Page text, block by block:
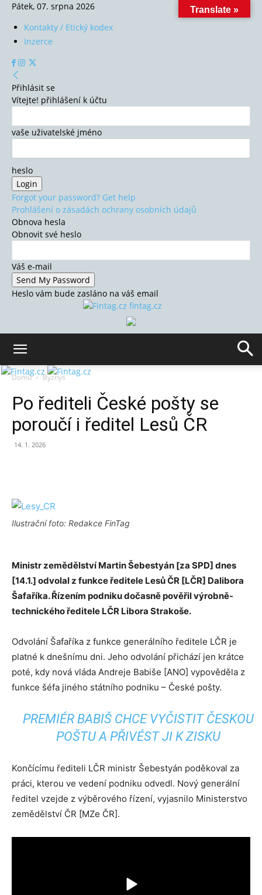
Pátek, 07. srpna 2026
Kontakty / Etický kodex
Inzerce
Přihlásit se
Vítejte! přihlášení k účtu
vaše uživatelské jméno
heslo
Forgot your password? Get help
Prohlášení o zásadách ochrany osobních údajů
Obnova hesla
Obnovit své heslo
Váš e-mail
Heslo vám bude zasláno na váš email
fintag.cz
Domů Byznys
Po řediteli České pošty se
poroučí i ředitel Lesů ČR
14. 1. 2026
Ilustrační foto: Redakce FinTag
Ministr zemědělství Martin Šebestyán [za SPD] dnes
[14.1.] odvolal z funkce ředitele Lesů ČR [LČR] Dalibora
Šafaříka. Řízením podniku dočasně pověřil výrobně-
technického ředitele LČR Libora Strakoše.
Odvolání Šafaříka z funkce generálního ředitele LČR je
platné k dnešnímu dni. Jeho odvolání přichází jen krátce
poté, kdy nová vláda Andreje Babiše [ANO] vypověděla z
funkce šéfa jiného státního podniku – České pošty.
PREMIÉR BABIŠ CHCE VYČISTIT ČESKOU
POŠTU A PŘIVÉST JI K ZISKU
Končícímu řediteli LČR ministr Šebestyán poděkoval za
práci, kterou ve vedení podniku odvedl. Nový generální
ředitel vzejde z výběrového řízení, vyjasnilo Ministerstvo
zemědělství ČR [MZe ČR].
Translate »